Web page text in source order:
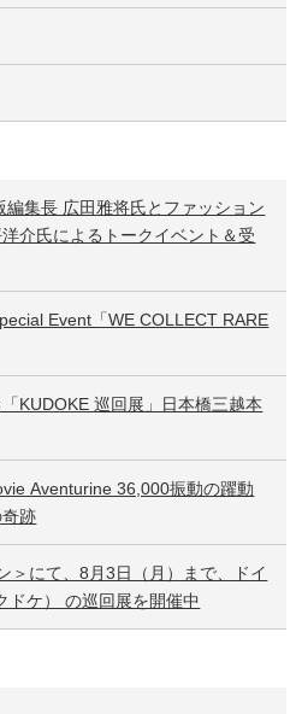
編集長 広田雅将氏とファッション
介氏によるトークイベント＆受
Event「WE COLLECT RARE
KUDOKE 巡回展」日本橋三越本
Aventurine 36,000振動の躍動
跡
＞にて、8月3日（月）まで、ドイ
ドケ） の巡回展を開催中